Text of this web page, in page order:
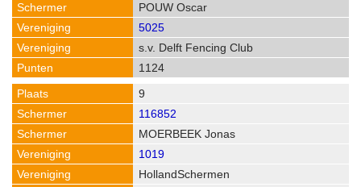
POUW Oscar
5025
s.v. Delft Fencing Club
1124
9
116852
MOERBEEK Jonas
1019
HollandSchermen